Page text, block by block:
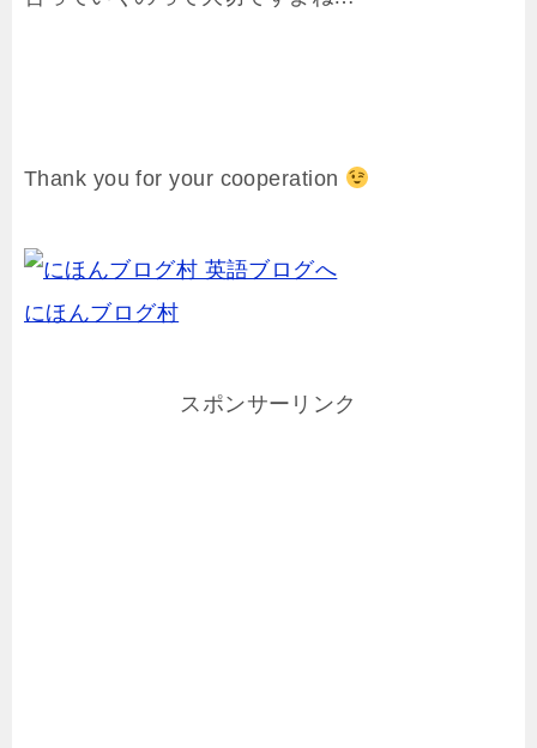
Thank you for your cooperation
にほんブログ村
スポンサーリンク